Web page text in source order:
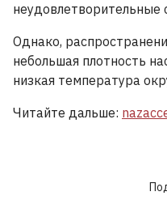
неудовлетворительные
Однако,
небольшая плотность
низкая температура
Читайте дальше: